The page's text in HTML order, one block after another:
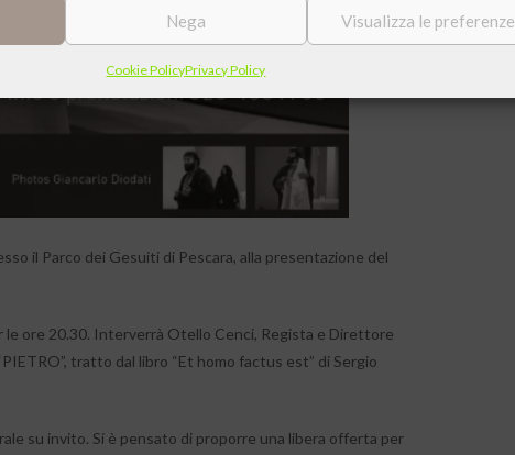
Nega Visualizza le preferenze
Cookie PolicyPrivacy Policy
il Parco dei Gesuiti di Pescara, alla presentazione del
le ore 20.30. Interverrà Otello Cenci, Regista e Direttore
tratto dal libro “Et homo factus est” di Sergio
su invito. Si è pensato di proporre una libera offerta per